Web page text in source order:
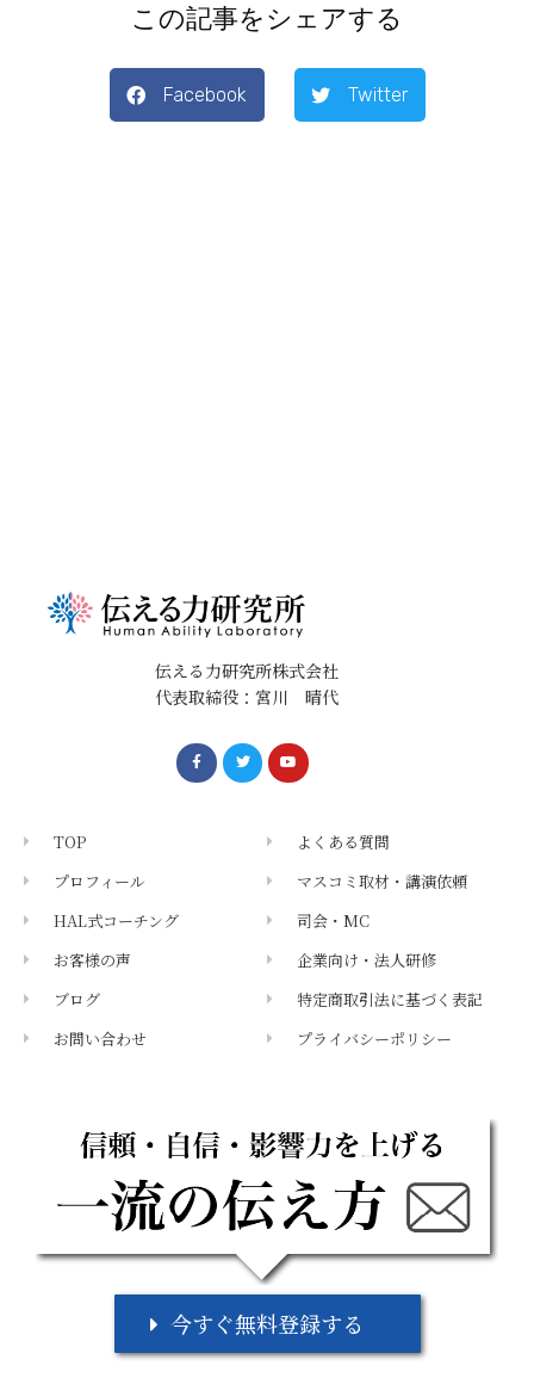
この記事をシェアする
Facebook Twitter
伝える力研究所株式会社
代表取締役：宮川 晴代
TOP
プロフィール
HAL式コーチング
お客様の声
ブログ
お問い合わせ
よくある質問
マスコミ取材・講演依頼
司会・MC
企業向け・法人研修
特定商取引法に基づく表記
プライバシーポリシー
今すぐ無料登録する